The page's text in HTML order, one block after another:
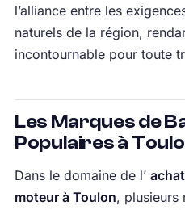
l’alliance entre les
naturels de la région,
incontournable pour toute
Les Marques de
Populaires à
Dans le domaine de l’
moteur à Toulon, plusieurs